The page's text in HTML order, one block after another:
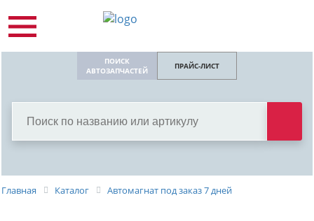
ПОИСК
АВТОЗАПЧАСТЕЙ
ПРАЙС-ЛИСТ
Главная Каталог Автомагнат под заказ 7 дней